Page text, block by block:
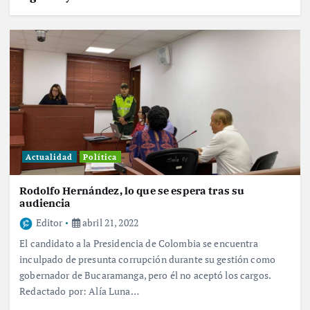
Actualidad Política
Rodolfo Hernández, lo que se espera tras su
audiencia
Editor
abril 21, 2022
El candidato a la Presidencia de Colombia se encuentra
inculpado de presunta corrupción durante su gestión como
gobernador de Bucaramanga, pero él no aceptó los cargos.
Redactado por: Alía Luna…